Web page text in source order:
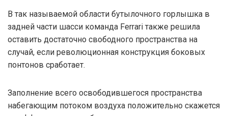
В так называемой области бутылочного горлышка в
задней части шасси команда Ferrari также решила
оставить достаточно свободного пространства на
случай, если революционная конструкция боковых
понтонов сработает.
Заполнение всего освободившегося пространства
набегающим потоком воздуха положительно скажется